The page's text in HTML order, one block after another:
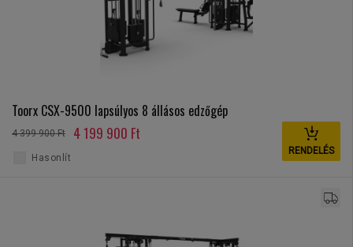
Toorx CSX-9500 lapsúlyos 8 állásos edzőgép
4 399 900 Ft 4 199 900 Ft
RENDELÉS
Hasonlít